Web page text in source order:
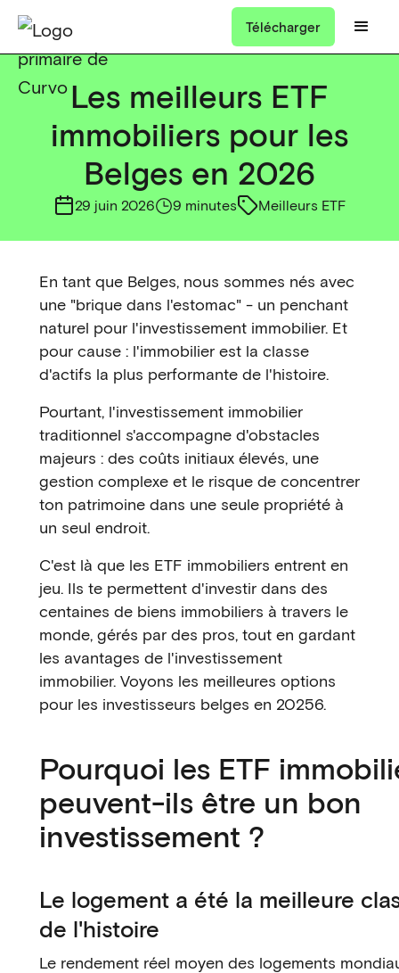
Télécharger
Les meilleurs ETF
immobiliers pour les
Belges en 2026
29 juin 2026 9 minutes Meilleurs ETF
En tant que Belges, nous sommes nés avec
une "brique dans l'estomac" - un penchant
naturel pour l'investissement immobilier. Et
pour cause : l'immobilier est la classe
d'actifs la plus performante de l'histoire.
Pourtant, l'investissement immobilier
traditionnel s'accompagne d'obstacles
majeurs : des coûts initiaux élevés, une
gestion complexe et le risque de concentrer
ton patrimoine dans une seule propriété à
un seul endroit.
C'est là que les ETF immobiliers entrent en
jeu. Ils te permettent d'investir dans des
centaines de biens immobiliers à travers le
monde, gérés par des pros, tout en gardant
les avantages de l'investissement
immobilier. Voyons les meilleures options
pour les investisseurs belges en 20256.
Pourquoi les ETF
peuvent-ils être un bon
investissement ?
Le logement a été la meilleure
de l'histoire
Le rendement réel moyen des logements